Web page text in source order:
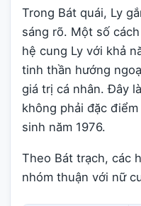
Trong Bát quái, Ly
sáng rõ. Một số
hệ cung Ly với khả
tinh thần hướng
giá trị cá nhân. Đây
không phải đặc
sinh năm 1976.
Theo Bát trạch, các
nhóm thuận với nữ